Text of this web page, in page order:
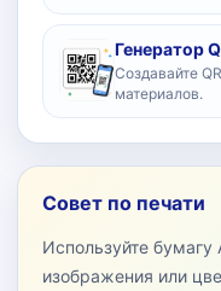
Генератор
Создавайте
материалов.
Совет по печати
Используйте
изображения или